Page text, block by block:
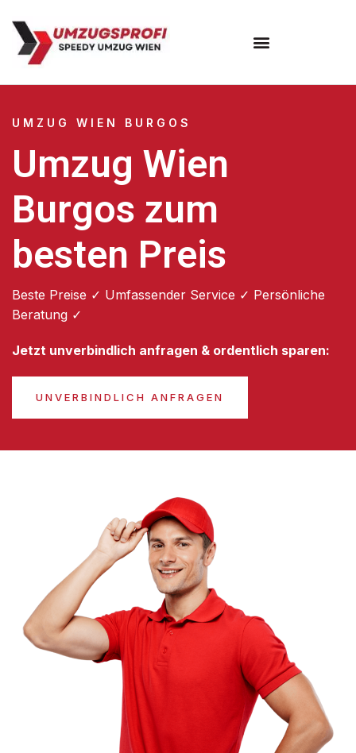
UMZUG WIEN BURGOS
Umzug Wien
Burgos zum
besten Preis
Beste Preise ✓ Umfassender Service ✓ Persönliche
Beratung ✓
Jetzt unverbindlich anfragen & ordentlich sparen:
UNVERBINDLICH ANFRAGEN